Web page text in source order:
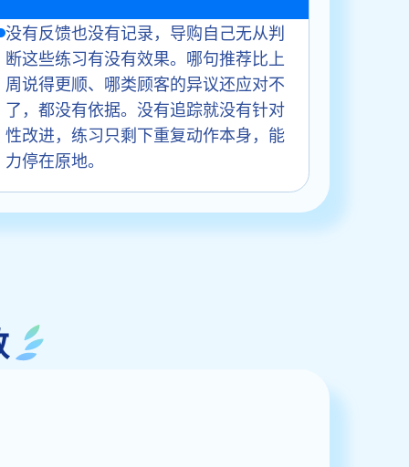
没有反馈也没有记录，导购自己无从判
断这些练习有没有效果。哪句推荐比上
周说得更顺、哪类顾客的异议还应对不
了，都没有依据。没有追踪就没有针对
性改进，练习只剩下重复动作本身，能
力停在原地。